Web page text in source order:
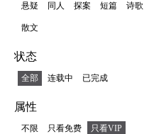
悬疑 同人 探案 短篇 诗歌
散文
状态
全部 连载中 已完成
属性
不限 只看免费 只看VIP